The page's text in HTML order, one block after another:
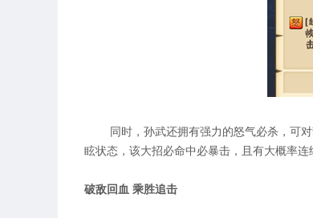
同时，孙武还拥有强力的怒气必杀，可对
眩状态，该大招必命中必暴击，且有大概率
破敌回血 乘胜追击